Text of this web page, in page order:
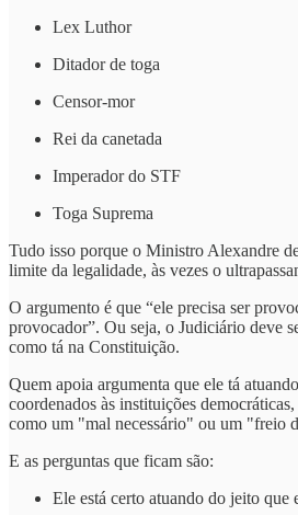
Lex Luthor
Ditador de toga
Censor-mor
Rei da canetada
Imperador do STF
Toga Suprema
Tudo isso porque o Ministro Alexandre
limite da legalidade, às vezes o
O argumento é que “ele precisa ser
provocador”. Ou seja, o Judiciário deve
como tá na Constituição.
Quem apoia argumenta que ele tá
coordenados às instituições
como um "mal necessário" ou um "freio
E as perguntas que ficam são:
Ele está certo atuando do jeito que